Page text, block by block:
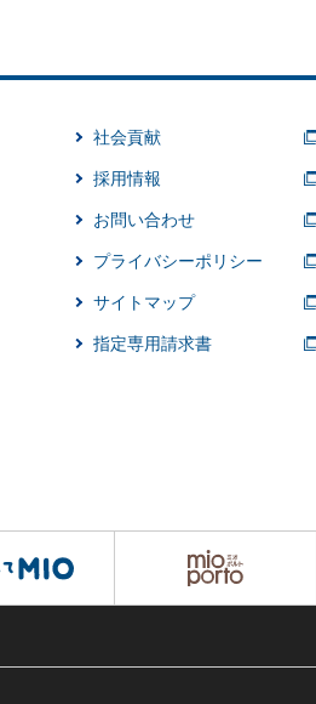
社会貢献
採用情報
お問い合わせ
プライバシーポリシー
サイトマップ
指定専用請求書